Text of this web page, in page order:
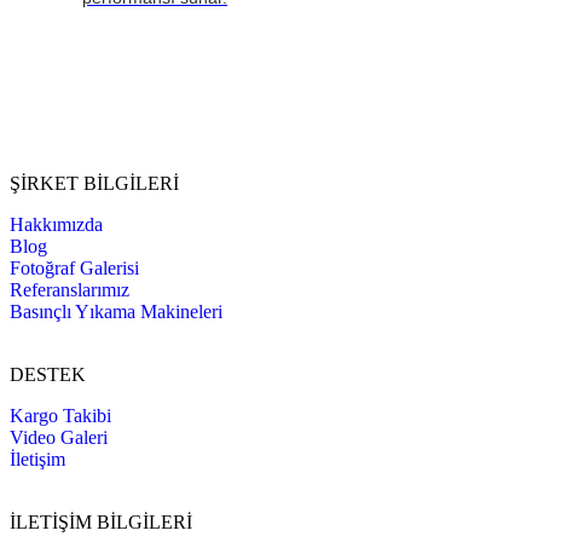
ŞİRKET BİLGİLERİ
Hakkımızda
Blog
Fotoğraf Galerisi
Referanslarımız
Basınçlı Yıkama Makineleri
DESTEK
Kargo Takibi
Video Galeri
İletişim
İLETİŞİM BİLGİLERİ